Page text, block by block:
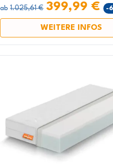
ab 1.025,61 € 399,99 € -
WEITERE INFOS